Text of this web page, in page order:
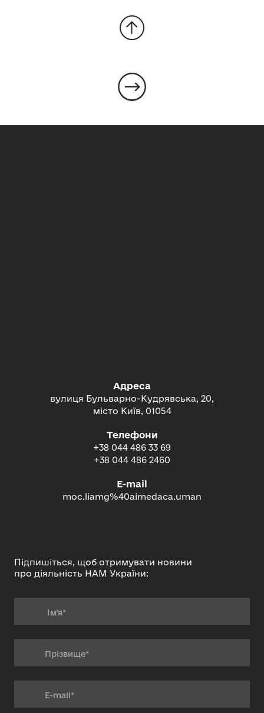
Адреса
вулиця Бульварно-Кудрявська, 20,
місто Київ, 01054
Телефони
+38 044 486 33 69
+38 044 486 2460
E-mail
moc.liamg%40aimedaca.uman
Підпишіться, щоб отримувати новини
про діяльність НАМ України: